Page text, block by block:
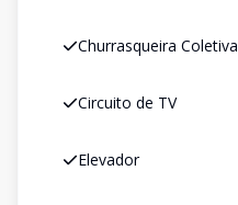
Churrasqueira Coletiva
Circuito de TV
Elevador